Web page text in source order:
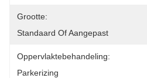
Grootte:
Standaard Of Aangepast
Oppervlaktebehandeling:
Parkerizing